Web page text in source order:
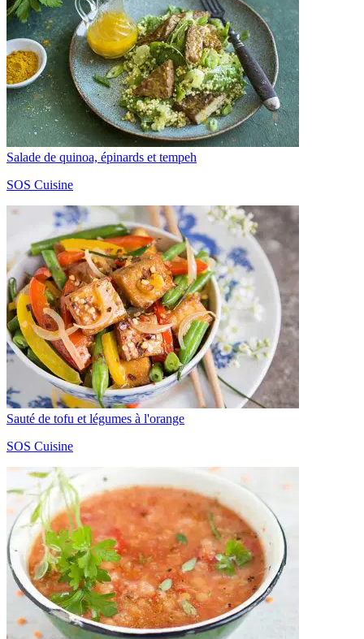
Salade de quinoa, épinards et tempeh
SOS Cuisine
Sauté de tofu et légumes à l'orange
SOS Cuisine